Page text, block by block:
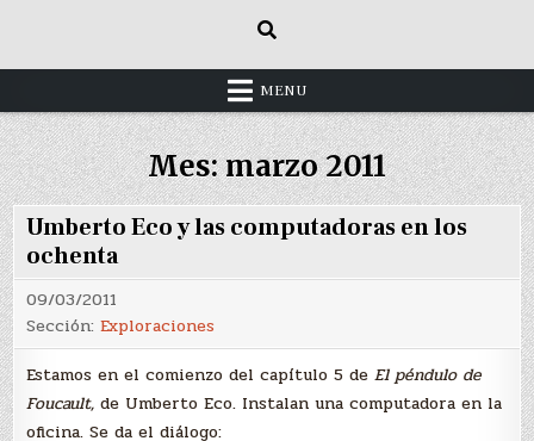
MENU
Mes:marzo 2011
Umberto Eco y las computadoras en los
ochenta
09/03/2011
Sección:Exploraciones
Estamos en el comienzo del capítulo 5 deEl péndulo de
Foucault, de Umberto Eco. Instalan una computadora en la
oficina. Se da el diálogo: